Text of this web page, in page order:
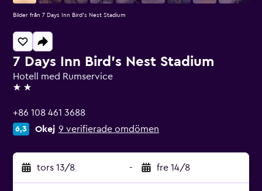
7 Days Inn Bird's Nest Stadium
Hotell med Rumservice
2 stjärnor
+86 108 461 3688
6,3 Okej 9 verifierade omdömen
tors 13/8 - fre 14/8
Bilder från 7 Days Inn Bird's Nest Stadium